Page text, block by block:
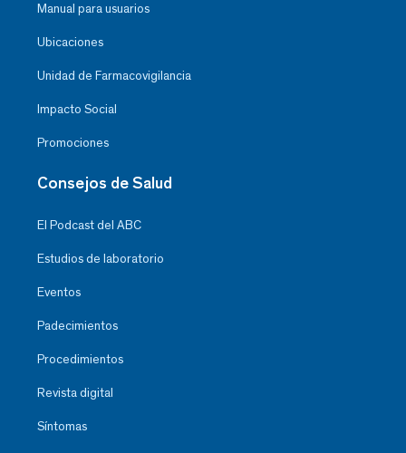
Manual para usuarios
Ubicaciones
Unidad de Farmacovigilancia
Impacto Social
Promociones
Consejos de Salud
El Podcast del ABC
Estudios de laboratorio
Eventos
Padecimientos
Procedimientos
Revista digital
Síntomas